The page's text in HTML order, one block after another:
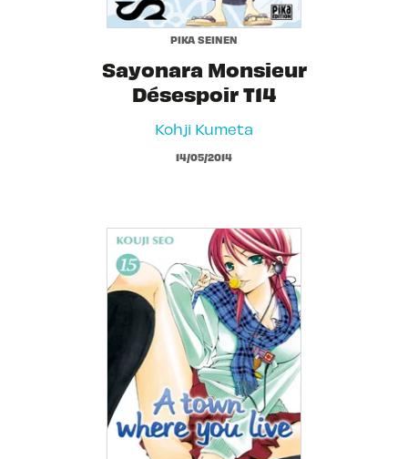
PIKA SEINEN
Sayonara Monsieur
Désespoir T14
Kohji Kumeta
14/05/2014